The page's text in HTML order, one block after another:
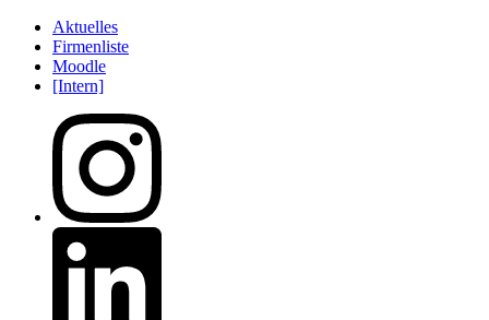
Aktuelles
Firmenliste
Moodle
[Intern]